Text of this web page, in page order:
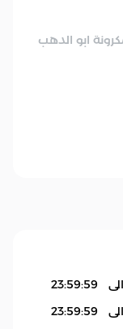
ابو الدهب
الى
23:59:59
الى
23:59:59